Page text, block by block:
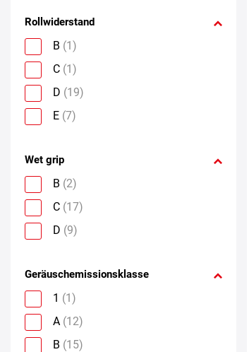
Rollwiderstand
B (1)
C (1)
D (19)
E (7)
Wet grip
B (2)
C (17)
D (9)
Geräuschemissionsklasse
1 (1)
A (12)
B (15)